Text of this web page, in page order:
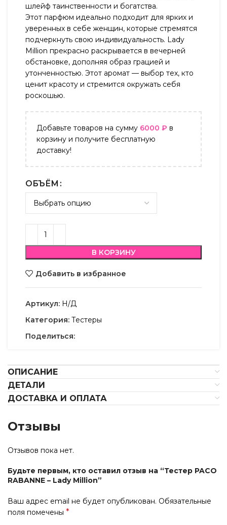
шлейф таинственности и богатства.
Этот парфюм идеально подходит для ярких и
уверенных в себе женщин, которые стремятся
подчеркнуть свою индивидуальность. Lady
Million прекрасно раскрывается в вечерней
обстановке, дополняя образ грацией и
утонченностью. Этот аромат — выбор тех, кто
ценит красоту и стремится окружать себя
роскошью.
Добавьте товаров на сумму 6000 ₽ в
корзину и получите бесплатную
доставку!
ОБЪЁМ
В КОРЗИНУ
Добавить в избранное
Артикул: Н/Д
Категория: Тестеры
Поделиться:
ОПИСАНИЕ
ДЕТАЛИ
ДОСТАВКА И ОПЛАТА
Отзывы
Отзывов пока нет.
Будьте первым, кто оставил отзыв на “Тестер PACO
RABANNE – Lady Million”
Ваш адрес email не будет опубликован. Обязательные
поля помечены *